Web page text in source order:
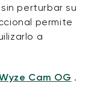
perturbar su
permite
a
Cam OG .